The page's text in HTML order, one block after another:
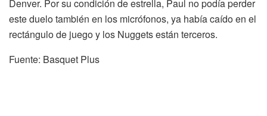
Denver. Por su condición de estrella, Paul no podía perder
este duelo también en los micrófonos, ya había caído en el
rectángulo de juego y los Nuggets están terceros.
Fuente: Basquet Plus